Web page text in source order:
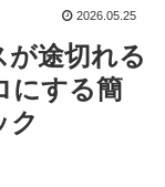
2026.05.25
が途切れる
にする簡
ク